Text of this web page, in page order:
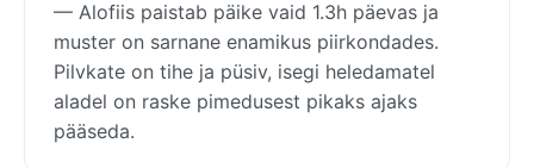
— Alofiis paistab päike vaid 1.3h päevas ja
muster on sarnane enamikus piirkondades.
Pilvkate on tihe ja püsiv, isegi heledamatel
aladel on raske pimedusest pikaks ajaks
pääseda.